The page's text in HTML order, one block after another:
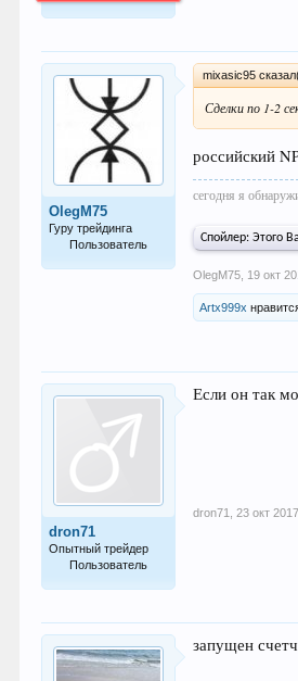
OlegM75
Гуру трейдинга
Пользователь
mixasic95
Сделки по 1-2
российский
сегодня я
Спойлер:Этого
OlegM75 19 окт
Artx999x
dron71
Опытный трейдер
Пользователь
Если он так
dron71 23 окт 2017
запущен